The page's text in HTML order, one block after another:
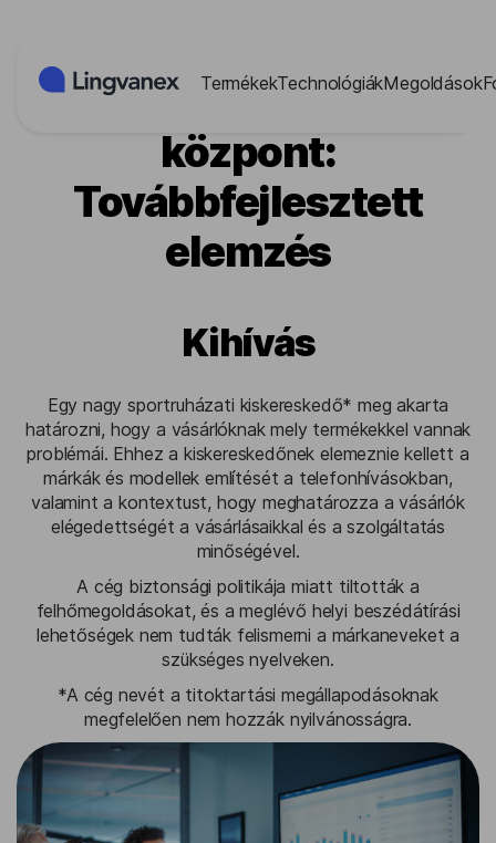
TermékekTechnológiákMegoldások
Ügyfélszolgálati
központ:
Továbbfejlesztett
elemzés
Kihívás
Egy nagy sportruházati kiskereskedő* meg akarta
határozni, hogy a vásárlóknak mely termékekkel vannak
problémái. Ehhez a kiskereskedőnek elemeznie kellett a
márkák és modellek említését a telefonhívásokban,
valamint a kontextust, hogy meghatározza a vásárlók
elégedettségét a vásárlásaikkal és a szolgáltatás
minőségével.
A cég biztonsági politikája miatt tiltották a
felhőmegoldásokat, és a meglévő helyi beszédátírási
lehetőségek nem tudták felismerni a márkaneveket a
szükséges nyelveken.
*A cég nevét a titoktartási megállapodásoknak
megfelelően nem hozzák nyilvánosságra.